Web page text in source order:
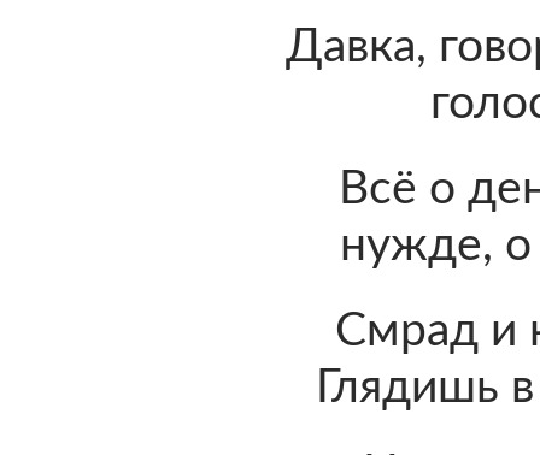
Давка,
Всё о
нужде, о
Смрад и
Глядишь